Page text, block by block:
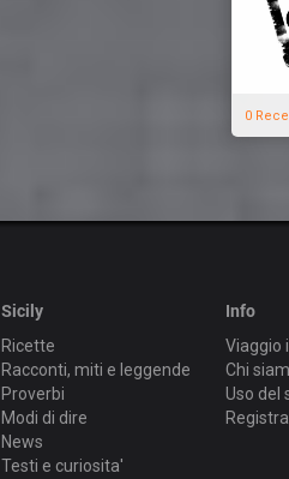
0
Sicily
Ricette
Racconti, miti e leggende
Proverbi
Modi di dire
News
Testi e curiosita'
Info
Viaggio
Chi
Uso del